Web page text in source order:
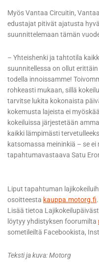
Myös Vantaa Circuitin,
edustajat pitivät ajatusta
suunnittelemaan tämän
– Yhteishenki ja tahtotila
suunnitellessa on ollut
todella innoissamme!
rohkeasti mukaan, sillä
tarvitse lukita kokonaista
kokemusta lajeista ei
kokeiluissa järjestetään
kaikki lämpimästi
katsomassa meininkiä – se
tapahtumavastaava Satu
Liput tapahtuman
osoitteesta kauppa.motorg.fi.
Lisää tietoa
löytyy yhdistyksen foorumilta
sometileiltä Facebookista,
Teksti ja kuva: Motorg